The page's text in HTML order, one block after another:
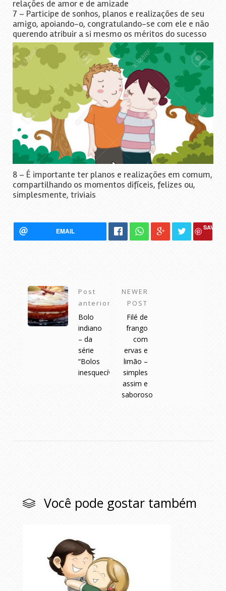
relações de amor e de amizade
7 – Participe de sonhos, planos e realizações de seu
amigo, apoiando-o, congratulando-se com ele e não
querendo atribuir a si mesmo os méritos do sucesso
8 – É importante ter planos e realizações em comum,
compartilhando os momentos difíceis, felizes ou,
simplesmente, triviais
EMAIL SAVE
Post
anterior
Bolo
indiano
– da
série
“Bolos
inesquecíveis’
NEWER
POST
Filé de
frango
com
ervas e
limão –
simples
assim e
saboroso
Você pode gostar também